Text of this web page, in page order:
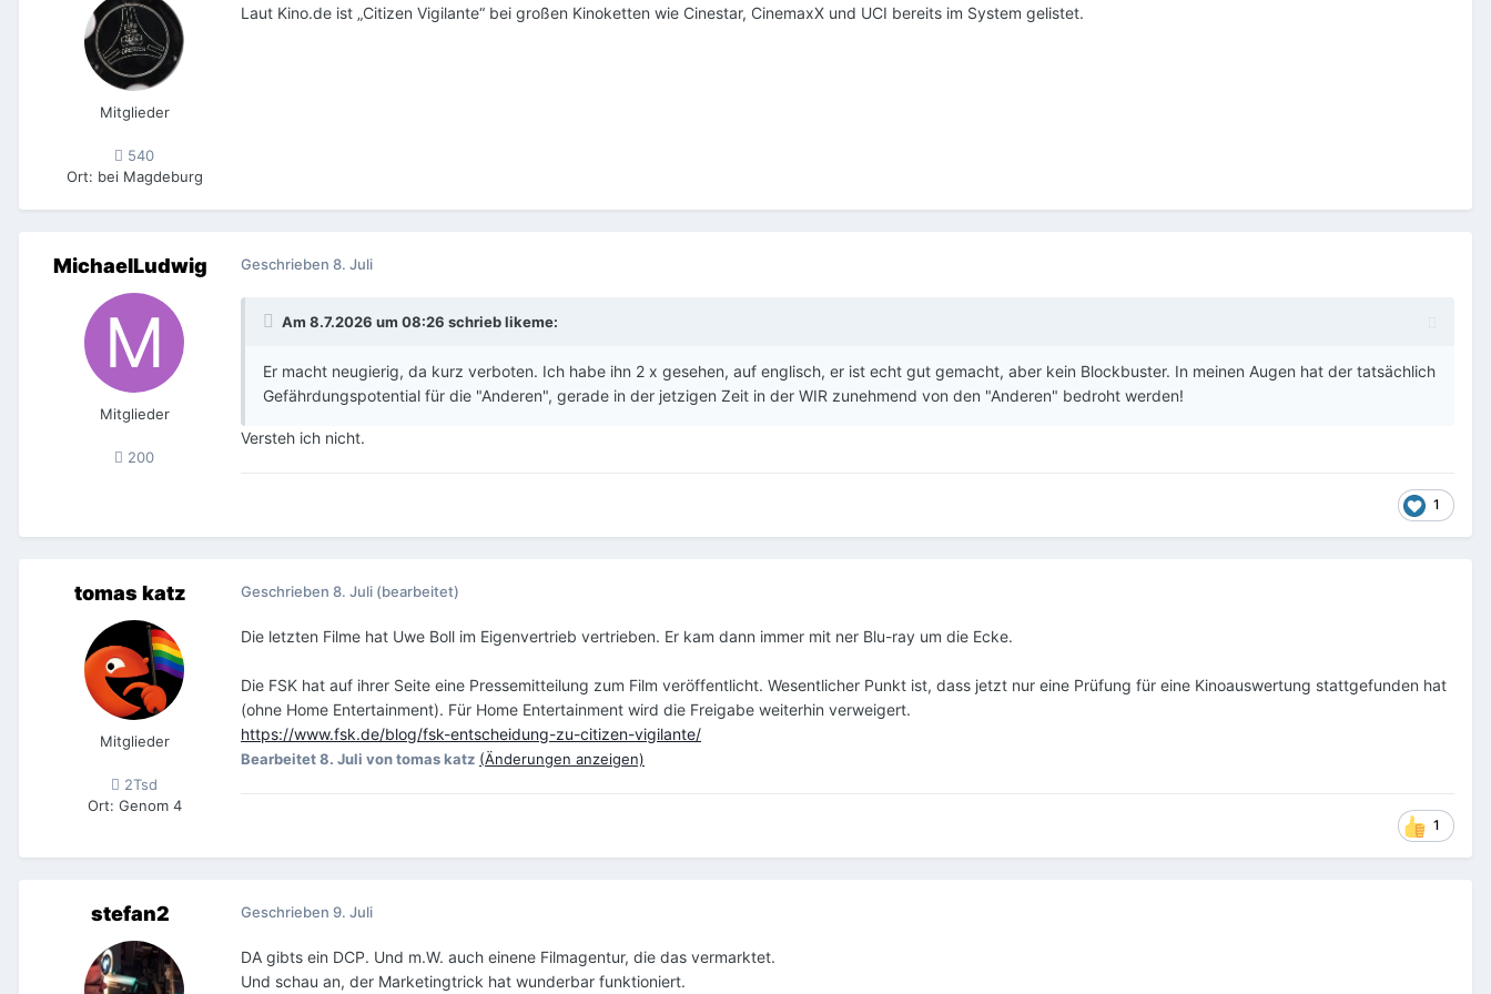
Mitglieder
540
Ort: bei Magdeburg
Laut Kino.de ist „Citizen Vigilante“ bei großen Kinoketten wie Cinestar, CinemaxX und UCI bereits im System gelistet.
MichaelLudwig
Mitglieder
200
Geschrieben 8. Juli
Am 8.7.2026 um 08:26 schrieblikeme:
Er macht neugierig, da kurz verboten. Ich habe ihn 2 x gesehen, auf englisch, er ist echt gut gemacht, aber kein Blockbuster. In meinen Augen hat der tatsächlich
Gefährdungspotential für die "Anderen", gerade in der jetzigen Zeit in der WIR zunehmend von den "Anderen" bedroht werden!
Versteh ich nicht.
1
tomas katz
Mitglieder
2Tsd
Ort: Genom 4
Geschrieben 8. Juli (bearbeitet)
Die letzten Filme hat Uwe Boll im Eigenvertrieb vertrieben. Er kam dann immer mit ner Blu-ray um die Ecke.
Die FSK hat auf ihrer Seite eine Pressemitteilung zum Film veröffentlicht. Wesentlicher Punkt ist, dass jetzt nur eine Prüfung für eine Kinoauswertung stattgefunden hat
(ohne Home Entertainment). Für Home Entertainment wird die Freigabe weiterhin verweigert.
https://www.fsk.de/blog/fsk-entscheidung-zu-citizen-vigilante/
Bearbeitet8. Juli von tomas katz (Änderungen anzeigen)
1
stefan2 Geschrieben 9. Juli
DA gibts ein DCP. Und m.W. auch einene Filmagentur, die das vermarktet.
Und schau an, der Marketingtrick hat wunderbar funktioniert.